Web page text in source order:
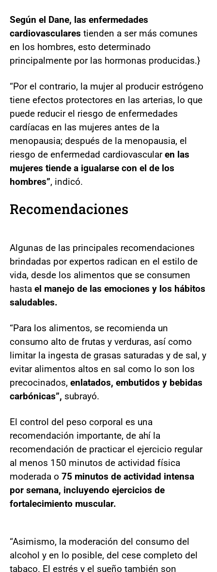
Según el Dane, las enfermedades
cardiovasculares tienden a ser más comunes
en los hombres, esto determinado
principalmente por las hormonas producidas.}
“Por el contrario, la mujer al producir estrógeno
tiene efectos protectores en las arterias, lo que
puede reducir el riesgo de enfermedades
cardíacas en las mujeres antes de la
menopausia; después de la menopausia, el
riesgo de enfermedad cardiovascularen las
mujeres tiende a igualarse con el de los
hombres”, indicó.
Recomendaciones
Algunas de las principales recomendaciones
brindadas por expertos radican en el estilo de
vida, desde los alimentos que se consumen
hasta el manejo de las emociones y los hábitos
saludables.
“Para los alimentos, se recomienda un
consumo alto de frutas y verduras, así como
limitar la ingesta de grasas saturadas y de sal, y
evitar alimentos altos en sal como lo son los
precocinados, enlatados, embutidos y bebidas
carbónicas”, subrayó.
El control del peso corporal es una
recomendación importante, de ahí la
recomendación de practicar el ejercicio regular
al menos 150 minutos de actividad física
moderada o 75 minutos de actividad intensa
por semana, incluyendo ejercicios de
fortalecimiento muscular.
“Asimismo, la moderación del consumo del
alcohol y en lo posible, del cese completo del
tabaco. El estrés y el sueño también son